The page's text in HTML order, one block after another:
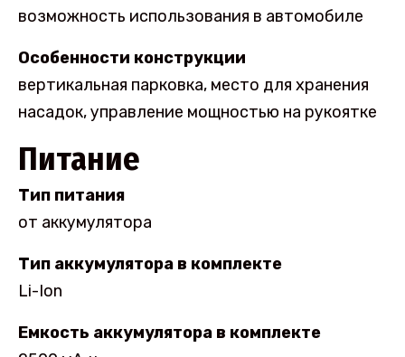
возможность использования в автомобиле
Особенности конструкции
вертикальная парковка, место для хранения
насадок, управление мощностью на рукоятке
Питание
Тип питания
от аккумулятора
Тип аккумулятора в комплекте
Li-Ion
Емкость аккумулятора в комплекте